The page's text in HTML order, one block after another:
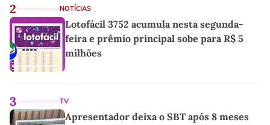
2 NOTÍCIAS
Lotofácil 3752 acumula nesta segunda-
feira e prêmio principal sobe para R$ 5
milhões
3 TV
Apresentador deixa o SBT após 8 meses